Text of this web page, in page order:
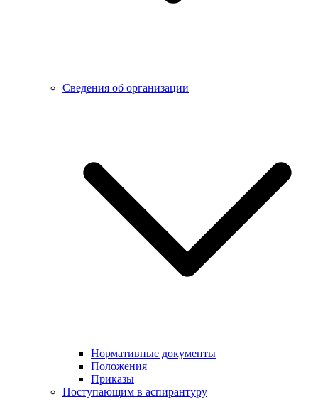
Сведения об организации
Нормативные документы
Положения
Приказы
Поступающим в аспирантуру